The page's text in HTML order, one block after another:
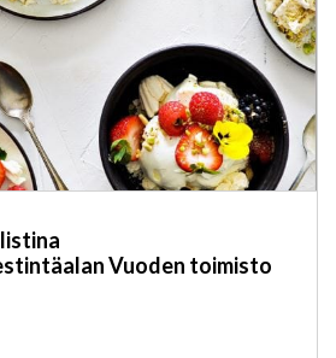
Vuoden toimisto